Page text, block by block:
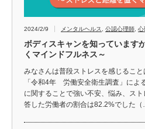
2024/2/9 メンタルヘルス 公認心理師 心
ボディスキャンを知っています
くマインドフルネス～
みなさんは普段ストレスを感じるこ
「令和4年 労働安全衛生調査」によ
に関することで強い不安、悩み、ス
答した労働者の割合は82.2%でした（…